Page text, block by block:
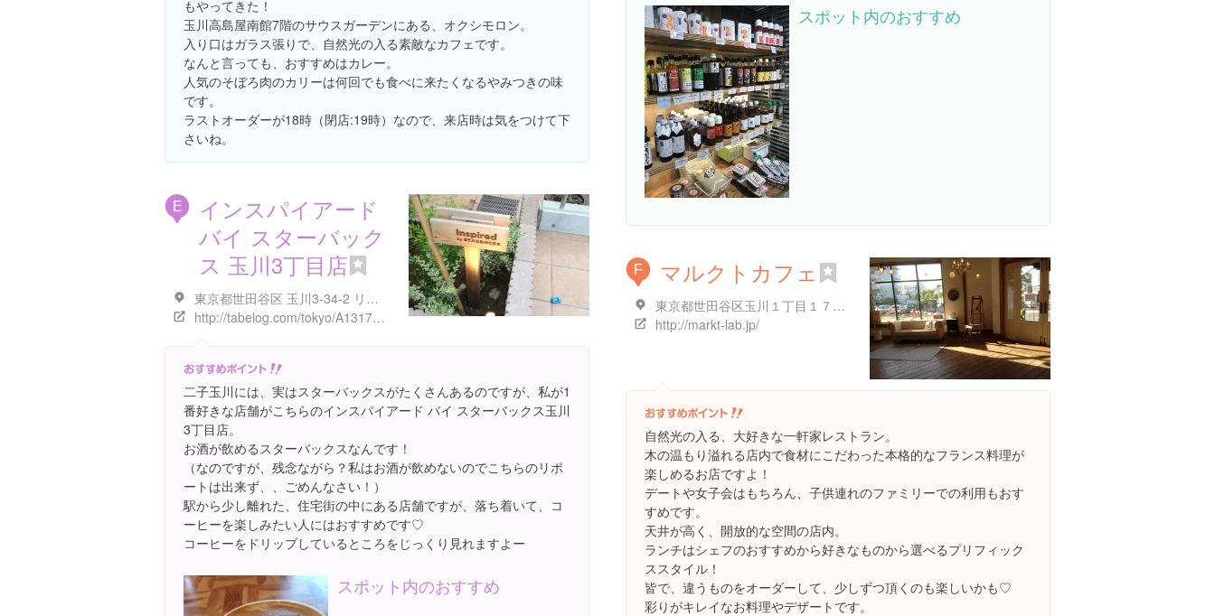
スポット内のおすすめ
もやってきた！
玉川高島屋南館7階のサウスガーデンにある、オクシモロン。
入り口はガラス張りで、自然光の入る素敵なカフェです。
なんと言っても、おすすめはカレー。
人気のそぼろ肉のカリーは何回でも食べに来たくなるやみつきの味
です。
ラストオーダーが18時（閉店:19時）なので、来店時は気をつけて下
さいね。
E
インスパイアード
バイ スターバック
ス 玉川3丁目店
東京都世田谷区 玉川3-34-2 リオ・ヴェルテ 1F
http://tabelog.com/tokyo/A1317/A131708/13155027/
二子玉川には、実はスターバックスがたくさんあるのですが、私が1
番好きな店舗がこちらのインスパイアード バイ スターバックス玉川
3丁目店。
お酒が飲めるスターバックスなんです！
（なのですが、残念ながら？私はお酒が飲めないのでこちらのリポ
ートは出来ず、、ごめんなさい！）
駅から少し離れた、住宅街の中にある店舗ですが、落ち着いて、コ
ーヒーを楽しみたい人にはおすすめです♡
コーヒーをドリップしているところをじっくり見れますよー
スポット内のおすすめ
F マルクトカフェ
東京都世田谷区玉川１丁目１７-１６
http://markt-lab.jp/
自然光の入る、大好きな一軒家レストラン。
木の温もり溢れる店内で食材にこだわった本格的なフランス料理が
楽しめるお店ですよ！
デートや女子会はもちろん、子供連れのファミリーでの利用もおす
すめです。
天井が高く、開放的な空間の店内。
ランチはシェフのおすすめから好きなものから選べるプリフィック
ススタイル！
皆で、違うものをオーダーして、少しずつ頂くのも楽しいかも♡
彩りがキレイなお料理やデザートです。